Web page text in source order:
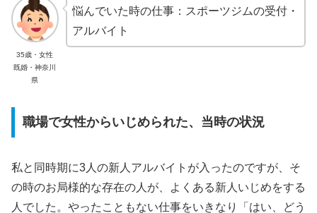
35歳・女性
既婚・神奈川
県
悩んでいた時の仕事：スポーツジムの受付・
アルバイト
職場で女性からいじめられた、当時の状況
私と同時期に3人の新人アルバイトが入ったのですが、そ
の時のお局様的な存在の人が、よくある新人いじめをする
人でした。やったこともない仕事をいきなり「はい、どう